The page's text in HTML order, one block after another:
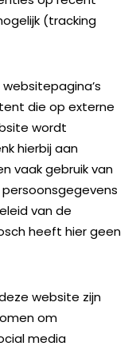
(tracking
die op externe
wordt
hierbij aan
vaak gebruik van
van de
heeft hier geen
website zijn
om
media